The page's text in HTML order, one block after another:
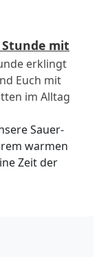
mit
erklingt
Euch mit
im Alltag
Sauer-
warmen
Zeit der